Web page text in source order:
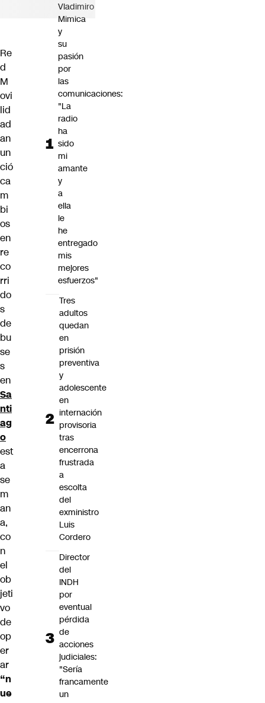
Re
d
M
ovi
lid
ad
an
un
ció
ca
m
bi
os
en
re
co
rri
do
s
de
bu
se
s
en
Sa
nti
ag
o
est
a
se
m
an
a,
co
n
el
ob
jeti
vo
de
op
er
ar
“n
ue
Vladimiro
Mimica
y
su
pasión
por
las
comunicaciones:
"La
radio
ha
sido
mi
amante
y
a
ella
le
he
entregado
mis
mejores
esfuerzos"
Tres
adultos
quedan
en
prisión
preventiva
y
adolescente
en
internación
provisoria
tras
encerrona
frustrada
a
escolta
del
exministro
Luis
Cordero
Director
del
INDH
por
eventual
pérdida
de
acciones
judiciales:
"Sería
francamente
un